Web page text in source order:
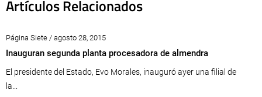
Artículos Relacionados
Página Siete / agosto 28, 2015
Inauguran segunda planta procesadora de almendra
El presidente del Estado, Evo Morales, inauguró ayer una filial de
la...